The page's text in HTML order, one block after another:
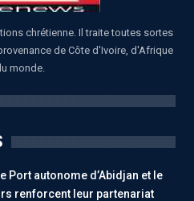
chrétienne. Il traite toutes sortes
de Côte d'Ivoire, d'Afrique
monde.
Port autonome d’Abidjan et le
renforcent leur partenariat